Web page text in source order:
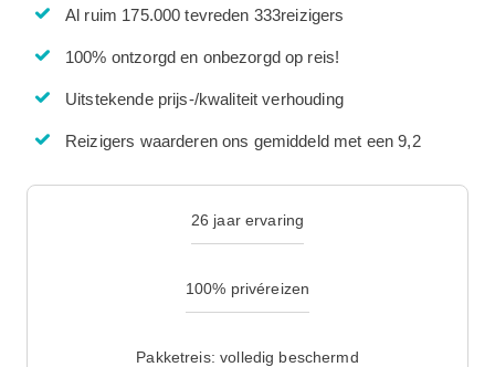
Al ruim 175.000 tevreden 333reizigers
100% ontzorgd en onbezorgd op reis!
Uitstekende prijs-/kwaliteit verhouding
Reizigers waarderen ons gemiddeld met een 9,2
26 jaar ervaring
100% privéreizen
Pakketreis: volledig beschermd